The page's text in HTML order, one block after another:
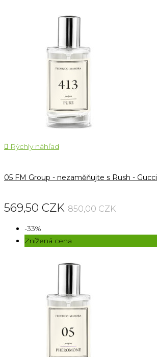
 Rýchly náhľad
05 FM Group - nezaměňujte s Rush - Gucci
569,50 CZK 850,00 CZK
-33%
Znížená cena